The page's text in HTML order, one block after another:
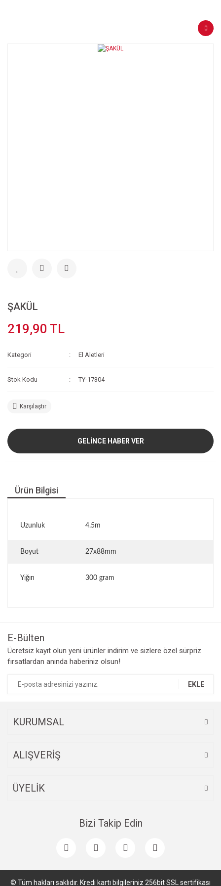
ŞAKÜL
219,90 TL
Kategori El Aletleri
Stok Kodu TY-17304
Karşılaştır
GELİNCE HABER VER
Ürün Bilgisi
Uzunluk 4.5m
Boyut 27x88mm
Yığın 300 gram
E-Bülten
Ücretsiz kayıt olun yeni ürünler indirim ve sizlere özel sürpriz
fırsatlardan anında haberiniz olsun!
EKLE
KURUMSAL
ALIŞVERİŞ
ÜYELİK
Bizi Takip Edin
© Tüm hakları saklıdır. Kredi kartı bilgileriniz 256bit SSL sertifikası